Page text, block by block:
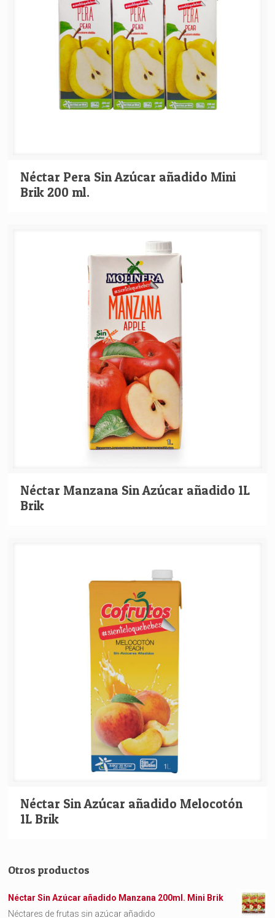
Néctar Pera Sin Azúcar añadido Mini
Brik 200 ml.
Néctar Manzana Sin Azúcar añadido 1L
Brik
Néctar Sin Azúcar añadido Melocotón
1L Brik
Otros productos
Néctar Sin Azúcar añadido Manzana 200ml. Mini Brik
Néctares de frutas sin azúcar añadido